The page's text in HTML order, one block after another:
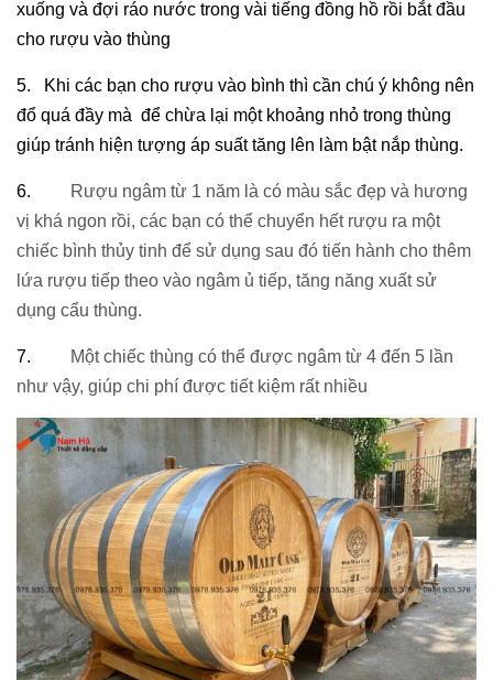
xuống và đợi ráo nước trong vài tiếng đồng hồ rồi bắt đầu
cho rượu vào thùng
5.
Khi các bạn cho rượu vào bình thì cần chú ý không nên
đổ quá đầy mà  để chừa lại một khoảng nhỏ trong thùng
giúp tránh hiện tượng áp suất tăng lên làm bật nắp thùng.
6.
Rượu ngâm từ 1 năm là có màu sắc đẹp và hương
vị khá ngon rồi, các bạn có thể chuyển hết rượu ra một
chiếc bình thủy tinh để sử dụng sau đó tiến hành cho thêm
lứa rượu tiếp theo vào ngâm ủ tiếp, tăng năng xuất sử
dụng cẩu thùng.
7.
Một chiếc thùng có thể được ngâm từ 4 đến 5 lần
như vậy, giúp chi phí được tiết kiệm rất nhiều